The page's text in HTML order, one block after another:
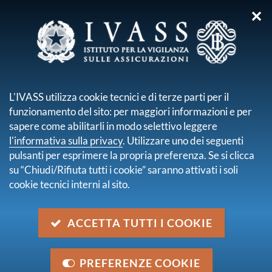
sei qui:
Risultati della ricerca
Trova contenuto
all'interno di
Premi lordi
dove
Nel titolo e nella descrizione
con data
2010
trovati6elementi.
pagina 1 di 1
✕
L'IVASS utilizza cookie tecnici e di terze parti per il
funzionamento del sito: per maggiori informazioni e per
sapere come abilitarli in modo selettivo leggere
l'informativa sulla privacy. Utilizzare uno dei seguenti
pulsanti per esprimere la propria preferenza. Se si clicca
su “Chiudi/Rifiuta tutti i cookie” saranno attivati i soli
cookie tecnici interni al sito.
ACCETTA TUTTI I COOKIE
PREFERENZE COOKIE